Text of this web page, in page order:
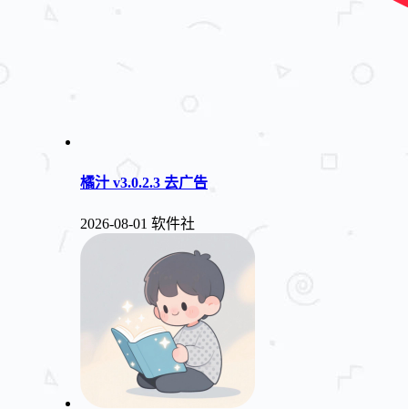
橘汁 v3.0.2.3 去广告
2026-08-01 软件社